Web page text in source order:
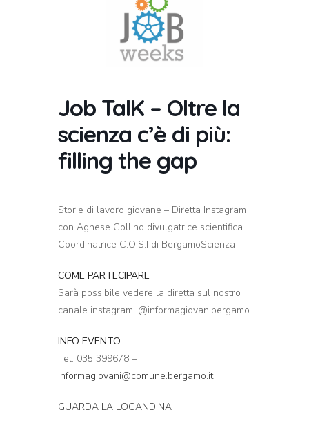
Job TalK – Oltre la
scienza c’è di più:
filling the gap
Storie di lavoro giovane – Diretta Instagram
con Agnese Collino divulgatrice scientifica.
Coordinatrice C.O.S.I di BergamoScienza
COME PARTECIPARE
Sarà possibile vedere la diretta sul nostro
canale instagram: @informagiovanibergamo
INFO EVENTO
Tel. 035 399678 –
informagiovani@comune.bergamo.it
GUARDA LA LOCANDINA